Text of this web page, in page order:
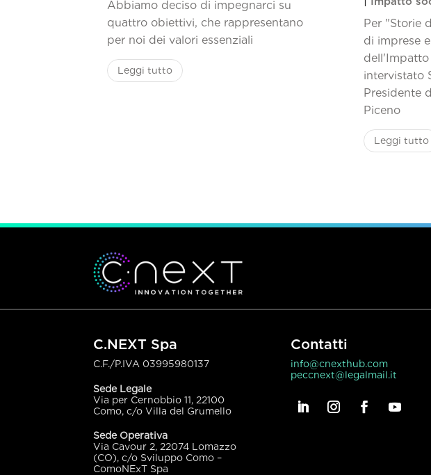
Abbiamo deciso di impegnarci su
quattro obiettivi, che rappresentano
per noi dei valori essenziali
Leggi tutto
Per "Storie
di imprese
dell'Impatto
intervistato
Presidente
Piceno
Leggi tutto
C.NEXT Spa
C.F./P.IVA 03995980137
Sede Legale
Via per Cernobbio 11, 22100
Como, c/o Villa del Grumello
Sede Operativa
Via Cavour 2, 22074 Lomazzo
(CO), c/o Sviluppo Como –
ComoNExT Spa
Contatti
info@cnexthub.com
peccnext@legalmail.it